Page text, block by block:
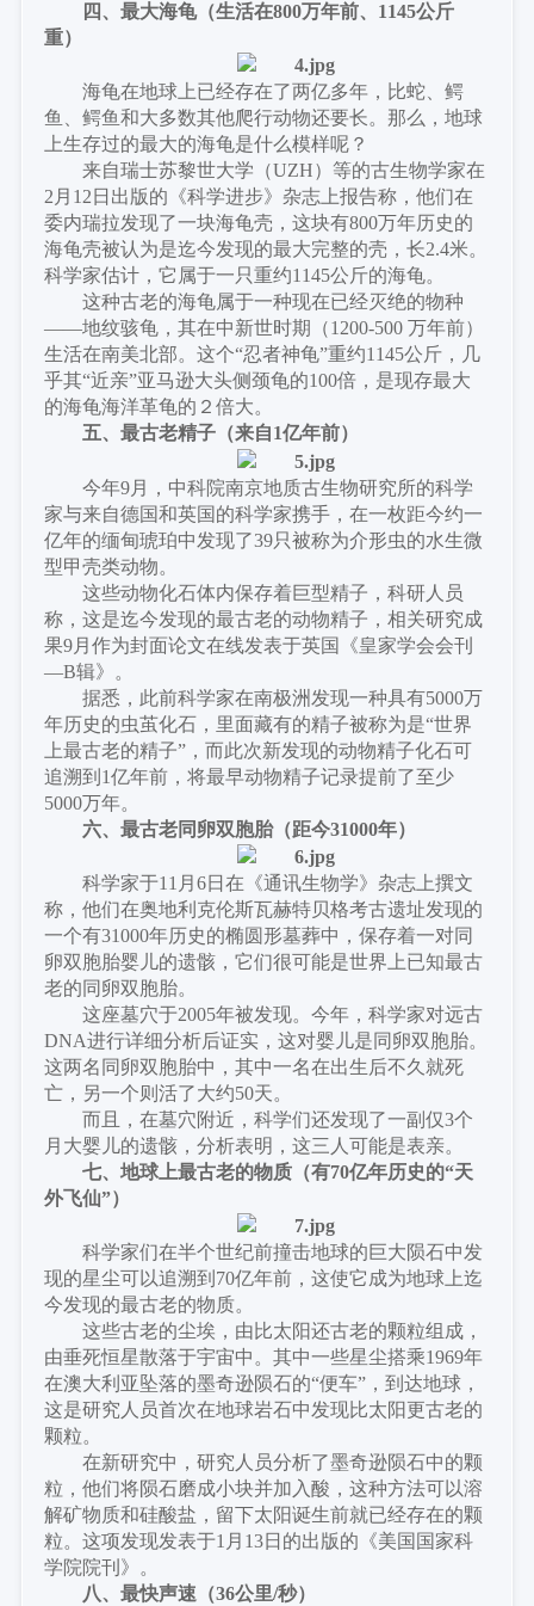
四、最大海龟（生活在800万年前、1145公斤
重）
海龟在地球上已经存在了两亿多年，比蛇、鳄
鱼、鳄鱼和大多数其他爬行动物还要长。那么，地球
上生存过的最大的海龟是什么模样呢？
来自瑞士苏黎世大学（UZH）等的古生物学家在
2月12日出版的《科学进步》杂志上报告称，他们在
委内瑞拉发现了一块海龟壳，这块有800万年历史的
海龟壳被认为是迄今发现的最大完整的壳，长2.4米。
科学家估计，它属于一只重约1145公斤的海龟。
这种古老的海龟属于一种现在已经灭绝的物种
——地纹骇龟，其在中新世时期（1200-500 万年前）
生活在南美北部。这个“忍者神龟”重约1145公斤，几
乎其“近亲”亚马逊大头侧颈龟的100倍，是现存最大
的海龟海洋革龟的２倍大。
五、最古老精子（来自1亿年前）
今年9月，中科院南京地质古生物研究所的科学
家与来自德国和英国的科学家携手，在一枚距今约一
亿年的缅甸琥珀中发现了39只被称为介形虫的水生微
型甲壳类动物。
这些动物化石体内保存着巨型精子，科研人员
称，这是迄今发现的最古老的动物精子，相关研究成
果9月作为封面论文在线发表于英国《皇家学会会刊
—B辑》。
据悉，此前科学家在南极洲发现一种具有5000万
年历史的虫茧化石，里面藏有的精子被称为是“世界
上最古老的精子”，而此次新发现的动物精子化石可
追溯到1亿年前，将最早动物精子记录提前了至少
5000万年。
六、最古老同卵双胞胎（距今31000年）
科学家于11月6日在《通讯生物学》杂志上撰文
称，他们在奥地利克伦斯瓦赫特贝格考古遗址发现的
一个有31000年历史的椭圆形墓葬中，保存着一对同
卵双胞胎婴儿的遗骸，它们很可能是世界上已知最古
老的同卵双胞胎。
这座墓穴于2005年被发现。今年，科学家对远古
DNA进行详细分析后证实，这对婴儿是同卵双胞胎。
这两名同卵双胞胎中，其中一名在出生后不久就死
亡，另一个则活了大约50天。
而且，在墓穴附近，科学们还发现了一副仅3个
月大婴儿的遗骸，分析表明，这三人可能是表亲。
七、地球上最古老的物质（有70亿年历史的“天
外飞仙”）
科学家们在半个世纪前撞击地球的巨大陨石中发
现的星尘可以追溯到 70亿年前，这使它成为地球上迄
今发现的最古老的物质。
这些古老的尘埃，由比太阳还古老的颗粒组成，
由垂死恒星散落于宇宙中。其中一些星尘搭乘1969年
在澳大利亚坠落的墨奇逊陨石的“便车”，到达地球，
这是研究人员首次在地球岩石中发现比太阳更古老的
颗粒。
在新研究中，研究人员分析了墨奇逊陨石中的颗
粒，他们将陨石磨成小块并加入酸，这种方法可以溶
解矿物质和硅酸盐，留下太阳诞生前就已经存在的颗
粒。这项发现发表于1月13日的出版的《美国国家科
学院院刊》。
八、最快声速（36公里/秒）